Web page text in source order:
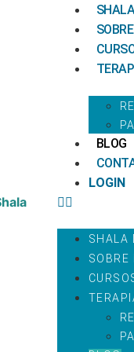
BLOG
LOGIN
SHALA
SOBRE